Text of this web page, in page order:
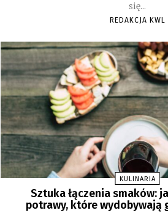
się...
REDAKCJA KWL
KULINARIA
Sztuka łączenia smaków:
potrawy, które wydobywają